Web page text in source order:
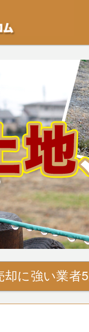
等の「業者」が物件を買い
方はお気軽にご相談くだ
に強い業者